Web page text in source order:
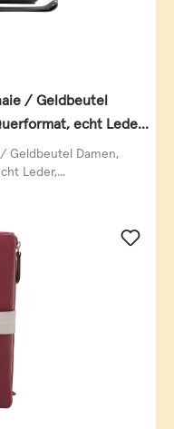
/ Geldbeutel
echt Leder,
Geldbeutel Damen,
Leder,...